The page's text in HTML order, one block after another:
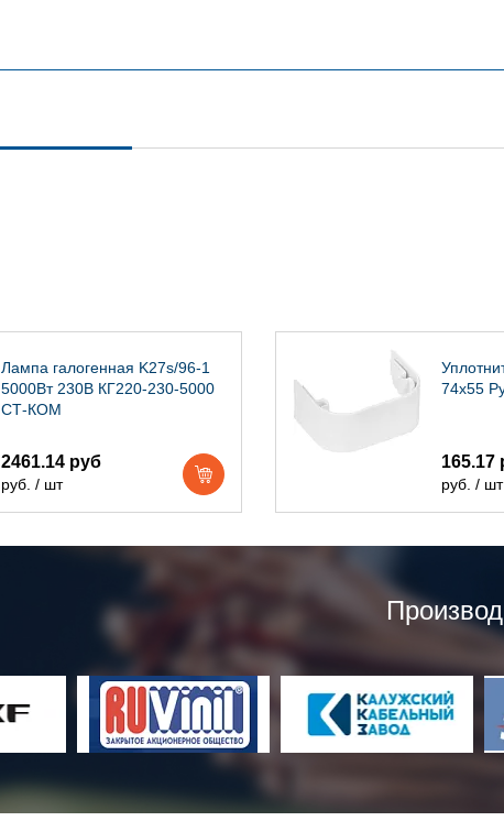
Лампа галогенная K27s/96-1
5000Вт 230В КГ220-230-5000
СТ-КОМ
2461.14 руб
руб. / шт
74х55
165.17
руб. / шт